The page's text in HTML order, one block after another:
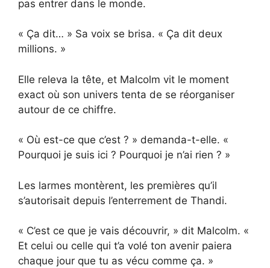
pas entrer dans le monde.
« Ça dit… » Sa voix se brisa. « Ça dit deux
millions. »
Elle releva la tête, et Malcolm vit le moment
exact où son univers tenta de se réorganiser
autour de ce chiffre.
« Où est-ce que c’est ? » demanda-t-elle. «
Pourquoi je suis ici ? Pourquoi je n’ai rien ? »
Les larmes montèrent, les premières qu’il
s’autorisait depuis l’enterrement de Thandi.
« C’est ce que je vais découvrir, » dit Malcolm. «
Et celui ou celle qui t’a volé ton avenir paiera
chaque jour que tu as vécu comme ça. »